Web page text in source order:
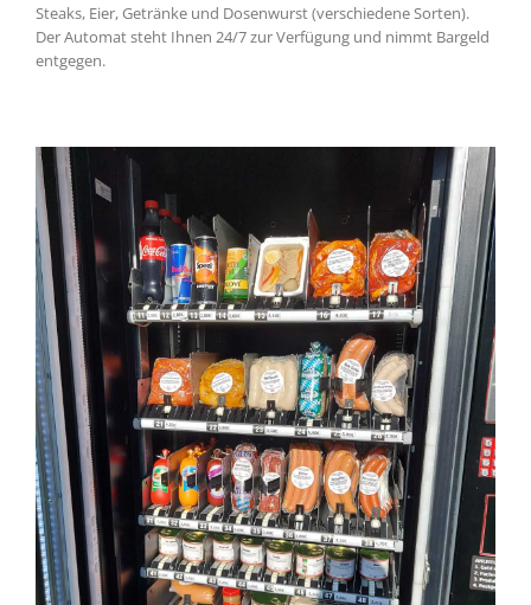
Steaks, Eier, Getränke und Dosenwurst (verschiedene Sorten).
Der Automat steht Ihnen 24/7 zur Verfügung und nimmt Bargeld
entgegen.